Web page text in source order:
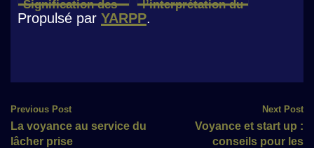
Signification des
cartes sous
l’interprétation du
tarot
Propulsé par YARPP.
Post
navigation
Previous Post
La voyance au service du
lâcher prise
Next Post
Voyance et start up :
conseils pour les